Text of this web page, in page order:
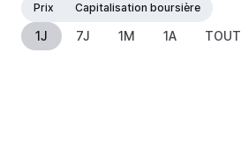
Prix
Capitalisation boursière
1J 7J 1M 1A TOUT